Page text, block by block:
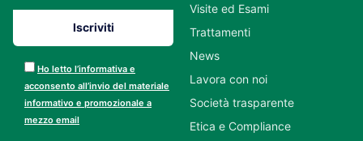
Ho letto l’informativa e
acconsento all’invio del materiale
informativo e promozionale a
mezzo email
Visite ed Esami
Trattamenti
News
Lavora con noi
Società trasparente
Etica e Compliance